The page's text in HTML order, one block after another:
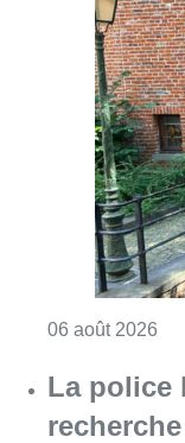
06 août 2026
La police